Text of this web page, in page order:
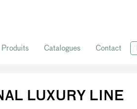
Produits Catalogues Contact
LUXURY LINE